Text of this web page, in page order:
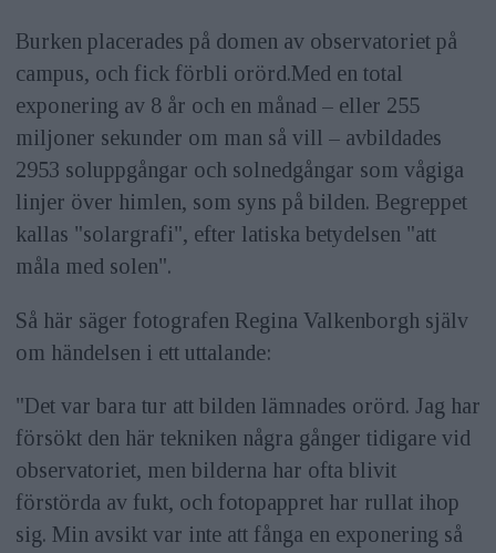
Burken placerades på domen av observatoriet på
campus, och fick förbli orörd.Med en total
exponering av 8 år och en månad – eller 255
miljoner sekunder om man så vill – avbildades
2953 soluppgångar och solnedgångar som vågiga
linjer över himlen, som syns på bilden. Begreppet
kallas "solargrafi", efter latiska betydelsen "att
måla med solen".
Så här säger fotografen Regina Valkenborgh själv
om händelsen i ett uttalande:
"Det var bara tur att bilden lämnades orörd. Jag har
försökt den här tekniken några gånger tidigare vid
observatoriet, men bilderna har ofta blivit
förstörda av fukt, och fotopappret har rullat ihop
sig. Min avsikt var inte att fånga en exponering så